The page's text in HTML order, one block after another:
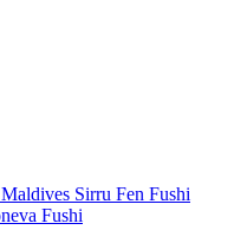
Sirru Fen Fushi
Fushi